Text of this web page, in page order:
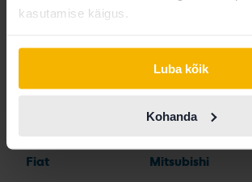
kasutamise käigus.
Luba kõik
Kohanda
Chrysler
Citroen
Fiat
Mazda
Mercedes
Mitsubishi